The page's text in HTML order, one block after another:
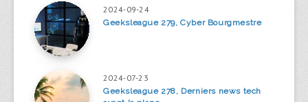
2024-09-24
Geeksleague 279, Cyber Bourgmestre
2024-07-23
Geeksleague 278, Derniers news tech